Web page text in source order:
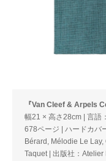
『Van Cleef & Arpels
幅21 × 高さ28cm | 言語
678ページ | ハードカバ
Bérard, Mélodie Le
Taquet | 出版社：Atelier